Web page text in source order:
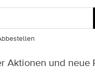
Aktionen und neue